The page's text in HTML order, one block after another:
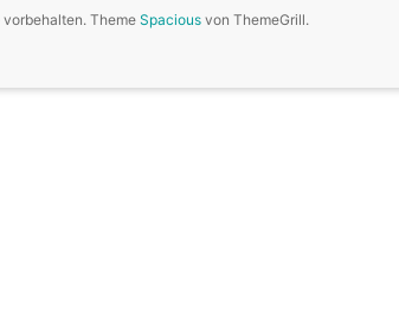
vorbehalten. Theme Spacious von ThemeGrill.